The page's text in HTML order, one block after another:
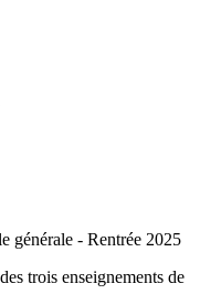
générale - Rentrée 2025
trois enseignements de